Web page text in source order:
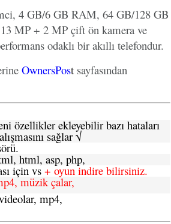
4 GB/6 GB RAM, 64 GB/128 GB
MP + 2 MP çift ön kamera ve
odaklı bir akıllı telefondur.
OwnersPost sayfasından
özellikler ekleyebilir bazı hataları
sağlar √
html, asp, php,
için vs+ oyun indire bilirsiniz.
müzik çalar,
mp4,